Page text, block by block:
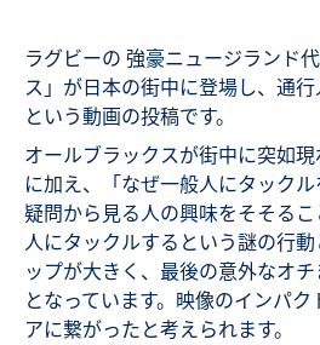
ラグビーの 強豪ニュージランド
ス」が日本の街中に登場し、通
という動画の投稿です。
オールブラックスが街中に突如
に加え、「なぜ一般人にタック
疑問から見る人の興味をそそる
人にタックルするという謎の行
ップが大きく、最後の意外なオ
となっています。映像のインパ
アに繋がったと考えられます。